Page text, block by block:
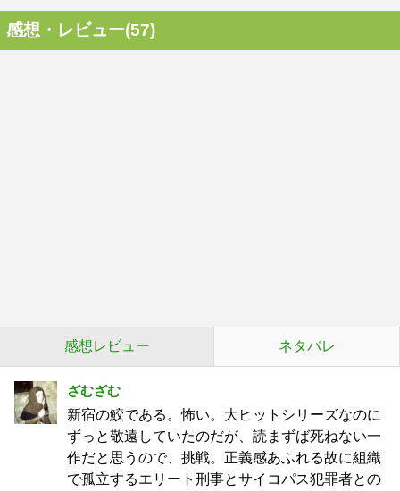
感想・レビュー(57)
感想レビュー ネタバレ
ざむざむ
新宿の鮫である。怖い。大ヒットシリーズなのに
ずっと敬遠していたのだが、読まずば死ねない一
作だと思うので、挑戦。正義感あふれる故に組織
で孤立するエリート刑事とサイコパス犯罪者との